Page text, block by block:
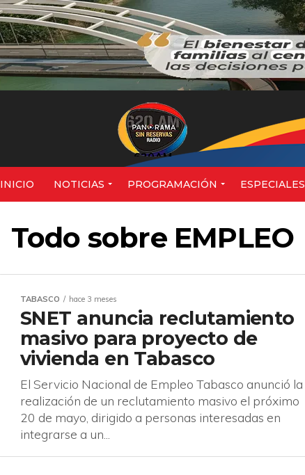
620AM
INICIO NOTICIAS PROGRAMACIÓN ESPECIALES
Todo sobre EMPLEO
TABASCO hace 3 meses
SNET anuncia reclutamiento
masivo para proyecto de
vivienda en Tabasco
El Servicio Nacional de Empleo Tabasco anunció la
realización de un reclutamiento masivo el próximo
20 de mayo, dirigido a personas interesadas en
integrarse a un...